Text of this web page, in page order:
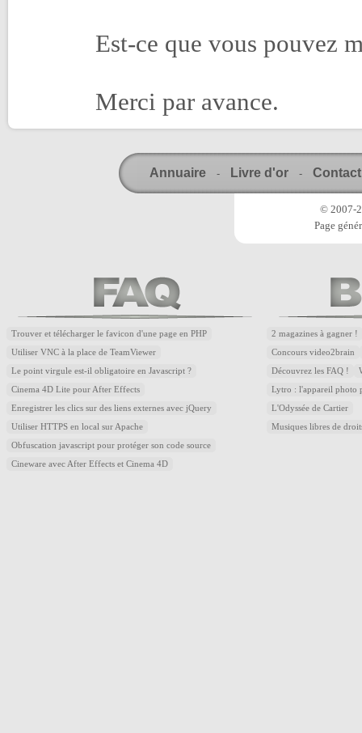
Est-ce que vous pouvez
Merci par avance.
Annuaire - Livre d'or - Contact
© 2007-
Page
Trouver et télécharger le favicon d'une page en PHP
Utiliser VNC à la place de TeamViewer
Le point virgule est-il obligatoire en Javascript ?
Cinema 4D Lite pour After Effects
Enregistrer les clics sur des liens externes avec jQuery
Utiliser HTTPS en local sur Apache
Obfuscation javascript pour protéger son code source
Cineware avec After Effects et Cinema 4D
2 magazines à gagner !
Concours video2brain
Découvrez les FAQ !
Lytro : l'appareil photo
L'Odyssée de Cartier
Musiques libres de